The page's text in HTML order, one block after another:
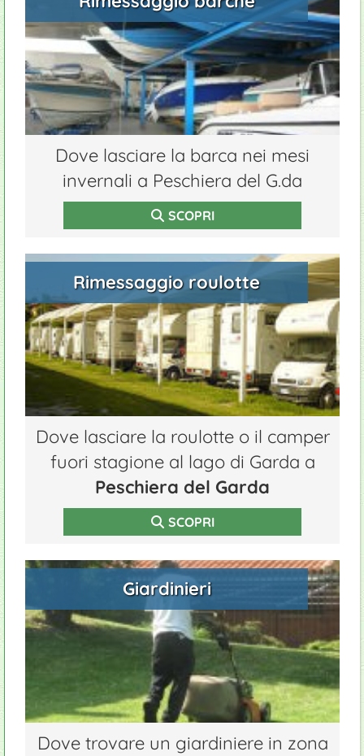
Cascate del Molina
Appartamenti
Ristoranti
Fast food
Eventi sagre
Parco Cavour
Terme Aquardens
Golf
Serre e vivai
Prodotti tipici
Manutenzione piscine
Aree di sosta camper
Dove lasciare la barca nei mesi
invernali a Peschiera del G.da
SCOPRI
Rimessaggio roulotte
Dove lasciare la roulotte o il camper
fuori stagione al lago di Garda a
Peschiera del Garda
SCOPRI
Giardinieri
Dove trovare un giardiniere in zona